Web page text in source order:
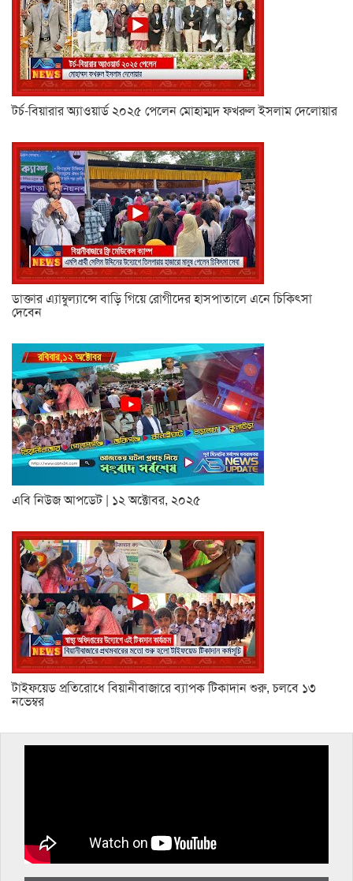
টর্চ-বিয়ারার অ্যাওয়ার্ড ২০২৫ পেলেন মোহাম্মদ ফখরুল ইসলাম দেলোয়ার
ডাক্তার এ্যাম্বুল্যান্সে বাড়ি গিয়ে রোগীদের হাসপাতালে এনে চিকিৎসা
দেবেন
এবি নিউজ আপডেট | ১২ অক্টোবর, ২০২৫
টাইফয়েড প্রতিরোধে বিয়ানীবাজারে ব্যাপক টিকাদান শুরু, চলবে ১৩
নভেম্বর